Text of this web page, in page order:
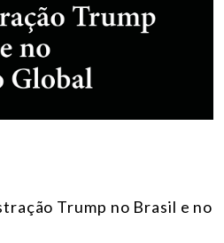
Trump no Brasil e no